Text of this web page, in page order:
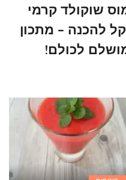
שוקולד קרמי
להכנה – מתכון
לכולם!